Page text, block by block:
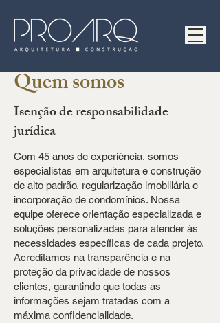
Quem somos
Isenção de responsabilidade
jurídica
Com 45 anos de experiência, somos
especialistas em arquitetura e construção
de alto padrão, regularização imobiliária e
incorporação de condomínios. Nossa
equipe oferece orientação especializada e
soluções personalizadas para atender às
necessidades específicas de cada projeto.
Acreditamos na transparência e na
proteção da privacidade de nossos
clientes, garantindo que todas as
informações sejam tratadas com a
máxima confidencialidade.